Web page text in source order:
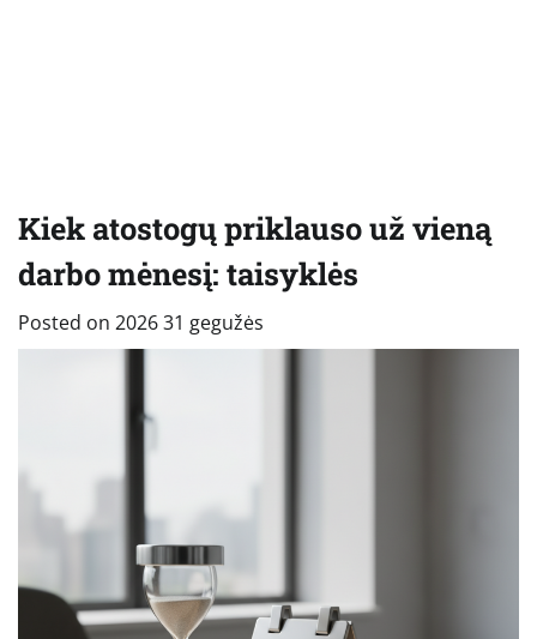
Kiek atostogų priklauso už vieną
darbo mėnesį: taisyklės
Posted on 2026 31 gegužės